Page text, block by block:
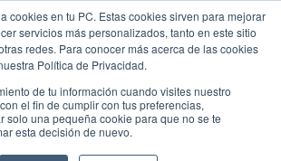
cookies en tu PC. Estas cookies sirven para mejorar
servicios más personalizados, tanto en este sitio
redes. Para conocer más acerca de las cookies
Política de Privacidad.
de tu información cuando visites nuestro
el fin de cumplir con tus preferencias,
solo una pequeña cookie para que no se te
esta decisión de nuevo.